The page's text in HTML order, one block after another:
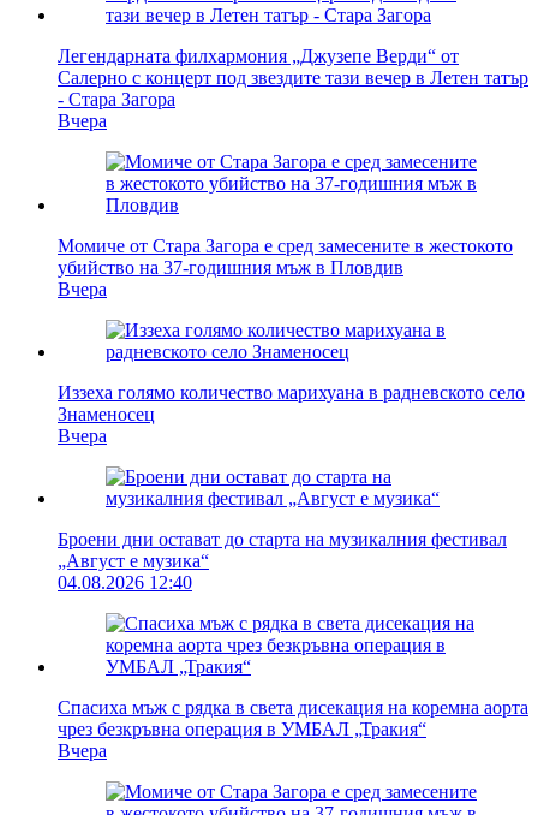
Легендарната филхармония „Джузепе Верди“ от
Салерно с концерт под звездите тази вечер в Летен татър
- Стара Загора
Вчера
Момиче от Стара Загора е сред замесените в жестокото
убийство на 37-годишния мъж в Пловдив
Вчера
Иззеха голямо количество марихуана в радневското село
Знаменосец
Вчера
Броени дни остават до старта на музикалния фестивал
„Август е музика“
04.08.2026 12:40
Спасиха мъж с рядка в света дисекация на коремна аорта
чрез безкръвна операция в УМБАЛ „Тракия“
Вчера